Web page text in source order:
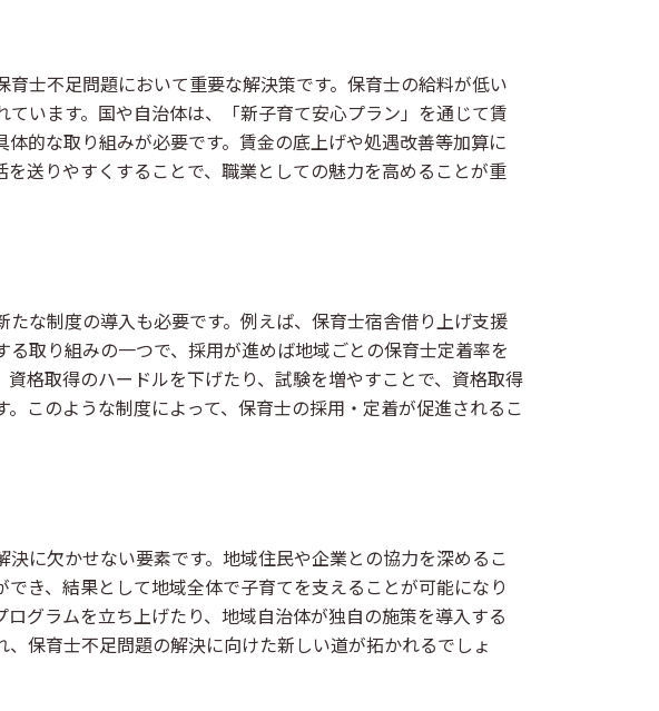
士不足問題において重要な解決策です。保育士の給料が低い
います。国や自治体は、「新子育て安心プラン」を通じて賃
的な取り組みが必要です。賃金の底上げや処遇改善等加算に
送りやすくすることで、職業としての魅力を高めることが重
な制度の導入も必要です。例えば、保育士宿舎借り上げ支援
取り組みの一つで、採用が進めば地域ごとの保育士定着率を
格取得のハードルを下げたり、試験を増やすことで、資格取得
このような制度によって、保育士の採用・定着が促進されるこ
に欠かせない要素です。地域住民や企業との協力を深めるこ
き、結果として地域全体で子育てを支えることが可能になり
グラムを立ち上げたり、地域自治体が独自の施策を導入する
保育士不足問題の解決に向けた新しい道が拓かれるでしょ